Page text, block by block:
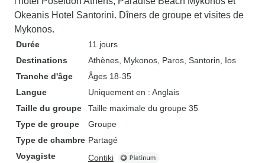
Okeanis Hotel Santorini. Dîners de groupe et visites de
Mykonos.
Durée
11 jours
Destinations
Athènes , Mykonos , Paros , Santorin , Ios
Tranche d'âge
Âges 18-35
Langue
Uniquement en : Anglais
Taille du groupe
Taille maximale du groupe 35
Type de groupe
Groupe
Type de chambre Partagé
Voyagiste
Contiki